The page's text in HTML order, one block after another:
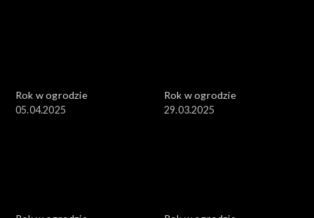
Rok w ogrodzie
05.04.2025
Rok w ogrodzie
29.03.2025